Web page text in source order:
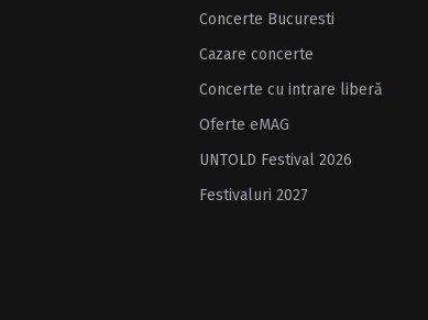
Concerte Bucuresti
Cazare concerte
Concerte cu intrare liberă
Oferte eMAG
UNTOLD Festival 2026
Festivaluri 2027